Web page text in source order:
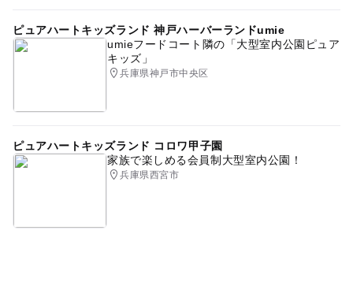
ピュアハートキッズランド 神戸ハーバーランドumie
umieフードコート隣の「大型室内公園ピュア
キッズ」
兵庫県神戸市中央区
ピュアハートキッズランド コロワ甲子園
家族で楽しめる会員制大型室内公園！
兵庫県西宮市